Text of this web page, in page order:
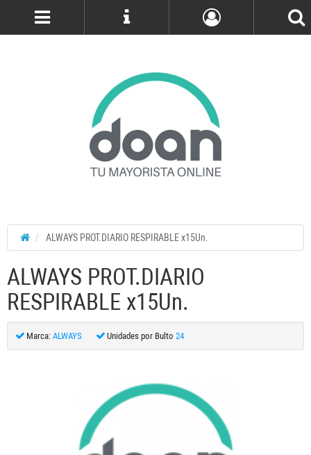
ALWAYS PROT.DIARIO RESPIRABLE x15Un.
ALWAYS PROT.DIARIO
RESPIRABLE x15Un.
Marca: ALWAYS Unidades por Bulto 24